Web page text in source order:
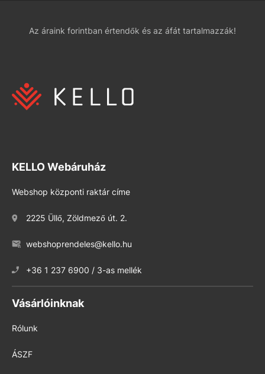
Az áraink forintban értendők és az áfát tartalmazzák!
KELLO Webáruház
Webshop központi raktár címe
2225 Üllő, Zöldmező út. 2.
webshoprendeles@kello.hu
+36 1 237 6900 / 3-as mellék
Vásárlóinknak
Rólunk
ÁSZF